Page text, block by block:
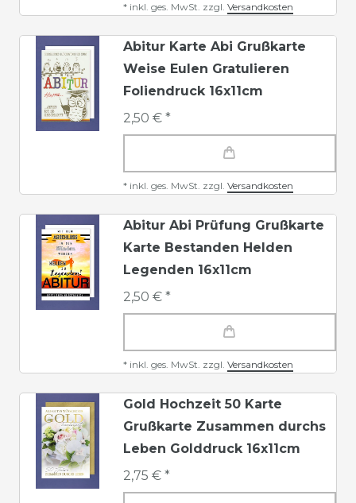
* inkl. ges. MwSt. zzgl. Versandkosten
Abitur Karte Abi Grußkarte
Weise Eulen Gratulieren
Foliendruck 16x11cm
2,50 € *
* inkl. ges. MwSt. zzgl. Versandkosten
Abitur Abi Prüfung Grußkarte
Karte Bestanden Helden
Legenden 16x11cm
2,50 € *
* inkl. ges. MwSt. zzgl. Versandkosten
Gold Hochzeit 50 Karte
Grußkarte Zusammen durchs
Leben Golddruck 16x11cm
2,75 € *